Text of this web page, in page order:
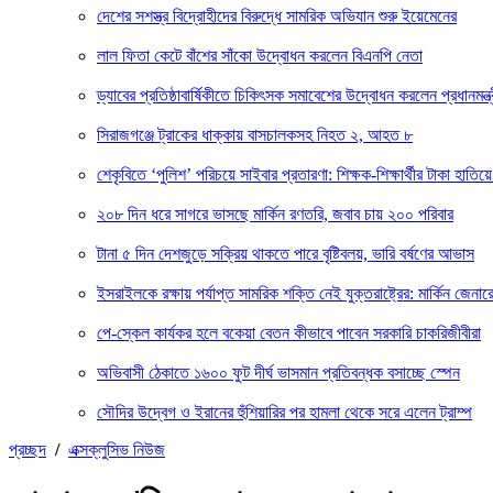
দেশের সশস্ত্র বিদ্রোহীদের বিরুদ্ধে সামরিক অভিযান শুরু ইয়েমেনের
লাল ফিতা কেটে বাঁশের সাঁকো উদ্বোধন করলেন বিএনপি নেতা
ড্যাবের প্রতিষ্ঠাবার্ষিকীতে চিকিৎসক সমাবেশের উদ্বোধন করলেন
সিরাজগঞ্জে ট্রাকের ধাক্কায় বাসচালকসহ নিহত ২, আহত ৮
শেকৃবিতে ‘পুলিশ’ পরিচয়ে সাইবার প্রতারণা: শিক্ষক-শিক্ষার্থীর টাকা
২০৮ দিন ধরে সাগরে ভাসছে মার্কিন রণতরি, জবাব চায় ২০০ পরিবার
টানা ৫ দিন দেশজুড়ে সক্রিয় থাকতে পারে বৃষ্টিবলয়, ভারি বর্ষণের আভাস
ইসরাইলকে রক্ষায় পর্যাপ্ত সামরিক শক্তি নেই যুক্তরাষ্ট্রের: মার্কিন
পে-স্কেল কার্যকর হলে বকেয়া বেতন কীভাবে পাবেন সরকারি চাকরিজীবীরা
অভিবাসী ঠেকাতে ১৬০০ ফুট দীর্ঘ ভাসমান প্রতিবন্ধক বসাচ্ছে স্পেন
সৌদির উদ্বেগ ও ইরানের হুঁশিয়ারির পর হামলা থেকে সরে এলেন ট্রাম্প
প্রচ্ছদ / এক্সক্লুসিভ নিউজ